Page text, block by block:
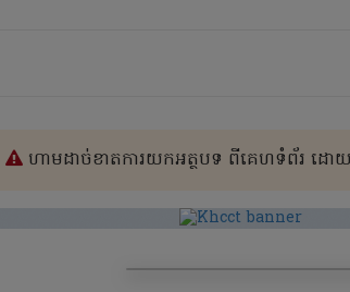
ហាមដាច់ខាតការយកអត្ថបទ ពីគេហទំព័រ ដោយគ្